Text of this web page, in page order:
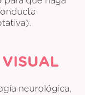
neurológica,